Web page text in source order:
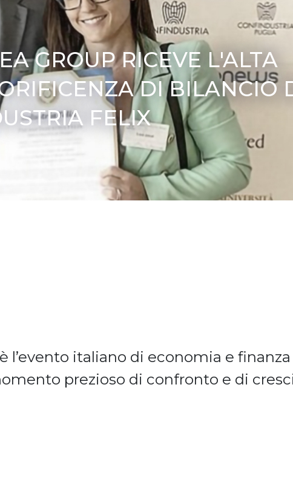
GROUP RICEVE L'ALTA
DI BILANCIO
FELIX
è l’evento italiano di economia e
prezioso di confronto e di